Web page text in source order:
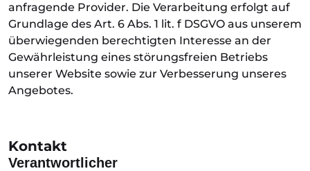
anfragende Provider. Die Verarbeitung erfolgt auf
Grundlage des Art. 6 Abs. 1 lit. f DSGVO aus unserem
überwiegenden berechtigten Interesse an der
Gewährleistung eines störungsfreien Betriebs
unserer Website sowie zur Verbesserung unseres
Angebotes.
Kontakt
Verantwortlicher